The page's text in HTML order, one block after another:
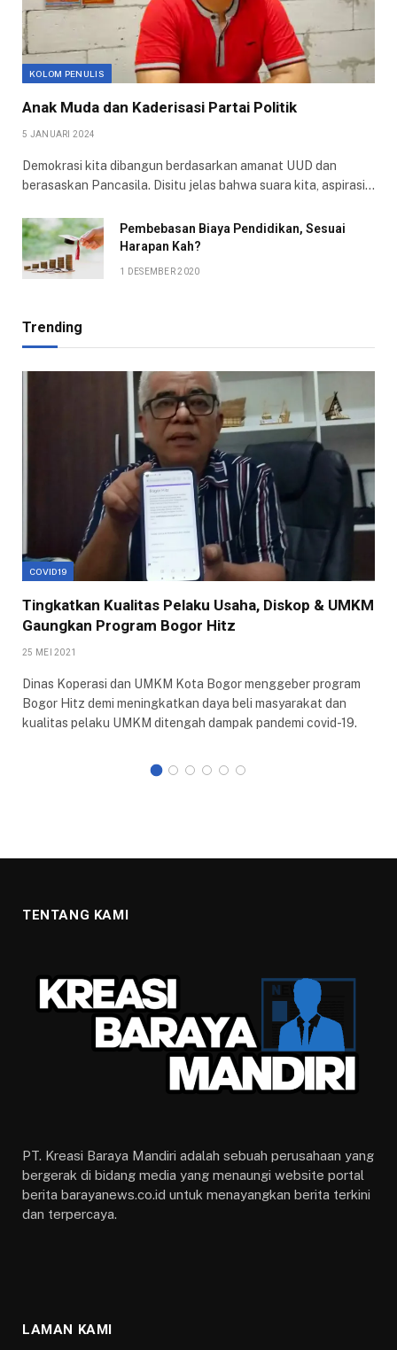
KOLOM PENULIS
Anak Muda dan Kaderisasi Partai Politik
5 JANUARI 2024
Demokrasi kita dibangun berdasarkan amanat UUD dan
berasaskan Pancasila. Disitu jelas bahwa suara kita, aspirasi…
Pembebasan Biaya Pendidikan, Sesuai
Harapan Kah?
1 DESEMBER 2020
Trending
COVID19
Tingkatkan Kualitas Pelaku Usaha, Diskop & UMKM
Gaungkan Program Bogor Hitz
25 MEI 2021
Dinas Koperasi dan UMKM Kota Bogor menggeber program
Bogor Hitz demi meningkatkan daya beli masyarakat dan
kualitas pelaku UMKM ditengah dampak pandemi covid-19.
TENTANG KAMI
PT. Kreasi Baraya Mandiri adalah sebuah perusahaan yang
bergerak di bidang media yang menaungi website portal
berita barayanews.co.id untuk menayangkan berita terkini
dan terpercaya.
LAMAN KAMI